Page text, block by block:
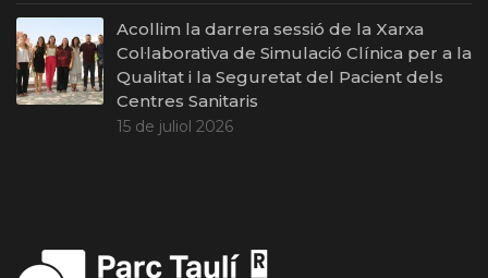
Acollim la darrera sessió de la Xarxa
Col·laborativa de Simulació Clínica per a la
Qualitat i la Seguretat del Pacient dels
Centres Sanitaris
15 de juliol 2026